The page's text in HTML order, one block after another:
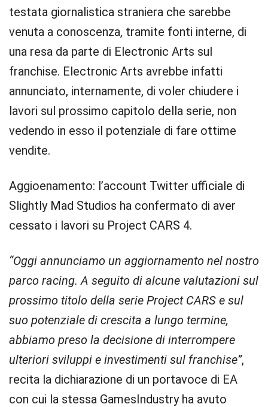
testata giornalistica straniera che sarebbe
venuta a conoscenza, tramite fonti interne, di
una resa da parte di Electronic Arts sul
franchise. Electronic Arts avrebbe infatti
annunciato, internamente, di voler chiudere i
lavori sul prossimo capitolo della serie, non
vedendo in esso il potenziale di fare ottime
vendite.
Aggioenamento: l’account Twitter ufficiale di
Slightly Mad Studios ha confermato di aver
cessato i lavori su Project CARS 4.
“Oggi annunciamo un aggiornamento nel nostro
parco racing. A seguito di alcune valutazioni sul
prossimo titolo della serie Project CARS e sul
suo potenziale di crescita a lungo termine,
abbiamo preso la decisione di interrompere
ulteriori sviluppi e investimenti sul franchise”,
recita la dichiarazione di un portavoce di EA
con cui la stessa GamesIndustry ha avuto